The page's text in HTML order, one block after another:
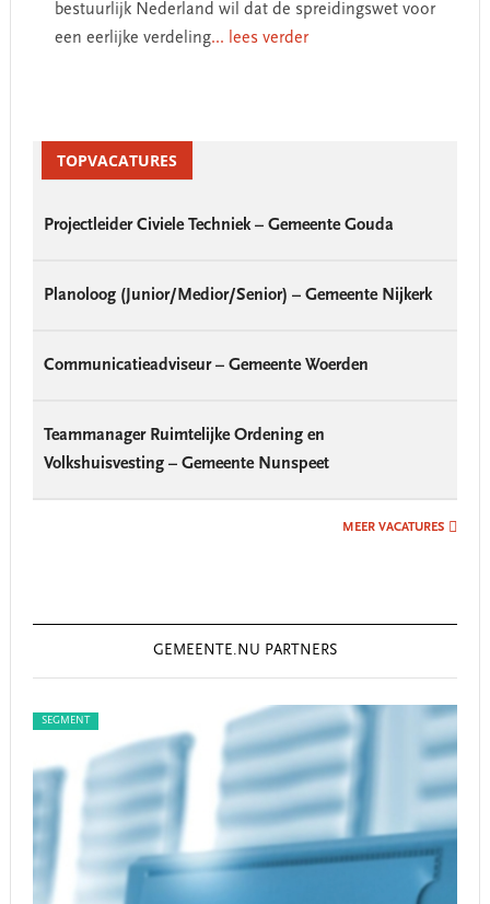
bestuurlijk Nederland wil dat de spreidingswet voor
een eerlijke verdeling... lees verder
SidebarTOPVACATURES
Projectleider Civiele Techniek – Gemeente Gouda
Planoloog (Junior/Medior/Senior) – Gemeente Nijkerk
Communicatieadviseur – Gemeente Woerden
Teammanager Ruimtelijke Ordening en
Volkshuisvesting – Gemeente Nunspeet
MEER VACATURES
GEMEENTE.NU PARTNERS
SEGMENT